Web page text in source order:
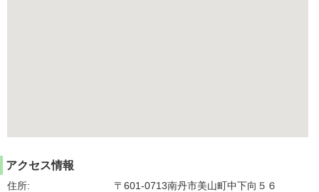
アクセス情報
住所:
〒601-0713南丹市美山町中下向５６